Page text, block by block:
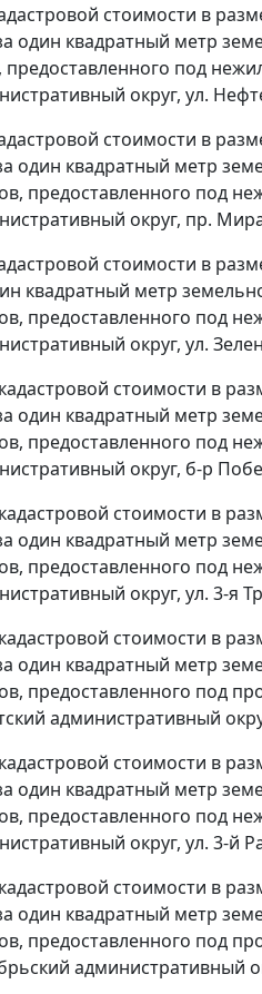
стоимости в
один квадратный метр
предоставленного под
округ, ул.
стоимости в
один квадратный метр
предоставленного под
округ, пр.
стоимости в
квадратный метр
предоставленного под
округ, ул.
стоимости в
один квадратный метр
предоставленного под
округ, б-р
стоимости в
один квадратный метр
предоставленного под
округ, ул. 3-я
стоимости в
один квадратный метр
предоставленного под
административный
стоимости в
один квадратный метр
предоставленного под
округ, ул. 3-й
стоимости в
один квадратный метр
предоставленного под
административный